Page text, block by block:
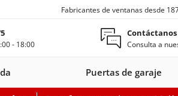
Ir al contenido principalFabricantes de ventanas desde
- 18:00
Contáctanos
Consulta a
Puertas de garaje